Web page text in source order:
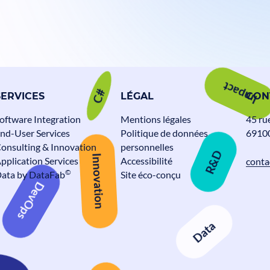
Alteca fête ses 30 ans
Actualités
C#
DevOps Innovation R&D
Impact
Integration
User Services
& Innovation
Services
by DataFab©
LÉGAL
Mentions légales
Politique de données
personnelles
Accessibilité
Site éco-conçu
45